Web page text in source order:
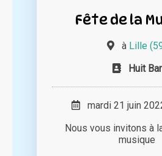
Fête de la
à Lille
Huit Bar
mardi 21 juin
Nous vous invitons à
musique